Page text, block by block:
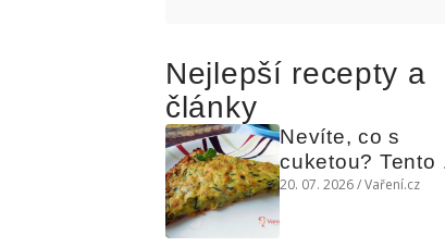
Nejlepší recepty a
články
Nevíte, co s
cuketou? Tento
levný slaný koláč
20. 07. 2026 / Vaření.cz